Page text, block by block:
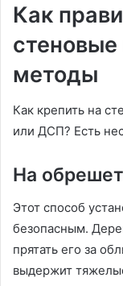
Как
методы
Как крепить на
или ДСП? Есть
На
Этот способ
безопасным.
прятать его за
выдержит